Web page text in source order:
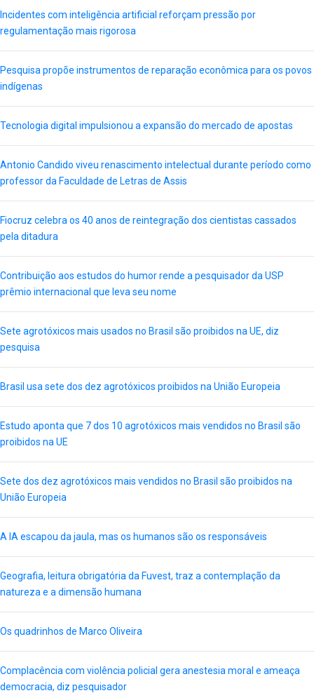
Incidentes com inteligência artificial reforçam pressão por
regulamentação mais rigorosa
Pesquisa propõe instrumentos de reparação econômica para os povos
indígenas
Tecnologia digital impulsionou a expansão do mercado de apostas
Antonio Candido viveu renascimento intelectual durante período como
professor da Faculdade de Letras de Assis
Fiocruz celebra os 40 anos de reintegração dos cientistas cassados
pela ditadura
Contribuição aos estudos do humor rende a pesquisador da USP
prêmio internacional que leva seu nome
Sete agrotóxicos mais usados no Brasil são proibidos na UE, diz
pesquisa
Brasil usa sete dos dez agrotóxicos proibidos na União Europeia
Estudo aponta que 7 dos 10 agrotóxicos mais vendidos no Brasil são
proibidos na UE
Sete dos dez agrotóxicos mais vendidos no Brasil são proibidos na
União Europeia
A IA escapou da jaula, mas os humanos são os responsáveis
Geografia, leitura obrigatória da Fuvest, traz a contemplação da
natureza e a dimensão humana
Os quadrinhos de Marco Oliveira
Complacência com violência policial gera anestesia moral e ameaça
democracia, diz pesquisador